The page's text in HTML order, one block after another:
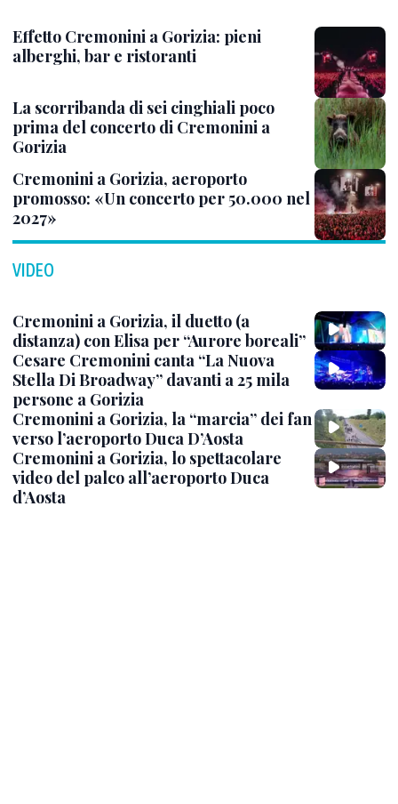
Effetto Cremonini a Gorizia: pieni
alberghi, bar e ristoranti
La scorribanda di sei cinghiali poco
prima del concerto di Cremonini a
Gorizia
Cremonini a Gorizia, aeroporto
promosso: «Un concerto per 50.000 nel
2027»
VIDEO
Cremonini a Gorizia, il duetto (a
distanza) con Elisa per “Aurore boreali”
Cesare Cremonini canta “La Nuova
Stella Di Broadway” davanti a 25 mila
persone a Gorizia
Cremonini a Gorizia, la “marcia” dei fan
verso l’aeroporto Duca D’Aosta
Cremonini a Gorizia, lo spettacolare
video del palco all’aeroporto Duca
d’Aosta